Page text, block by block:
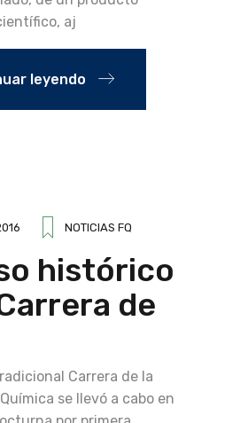
aj
leyendo
NOTICIAS FQ
histórico
de
Carrera de la
se llevó a cabo en